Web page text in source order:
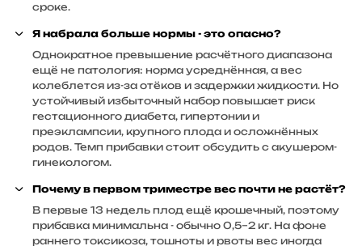
сроке.
Я набрала больше нормы - это опасно?
Однократное превышение расчётного диапазона
ещё не патология: норма усреднённая, а вес
колеблется из-за отёков и задержки жидкости. Но
устойчивый избыточный набор повышает риск
гестационного диабета, гипертонии и
преэклампсии, крупного плода и осложнённых
родов. Темп прибавки стоит обсудить с акушером-
гинекологом.
Почему в первом триместре вес почти не растёт?
В первые 13 недель плод ещё крошечный, поэтому
прибавка минимальна - обычно 0,5–2 кг. На фоне
раннего токсикоза, тошноты и рвоты вес иногда